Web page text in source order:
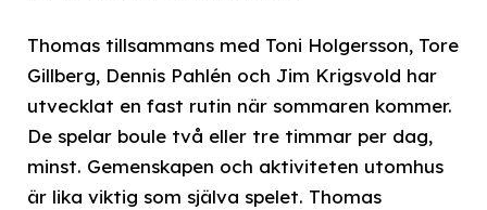
Thomas tillsammans med Toni Holgersson, Tore
Gillberg, Dennis Pahlén och Jim Krigsvold har
utvecklat en fast rutin när sommaren kommer.
De spelar boule två eller tre timmar per dag,
minst. Gemenskapen och aktiviteten utomhus
är lika viktig som själva spelet. Thomas